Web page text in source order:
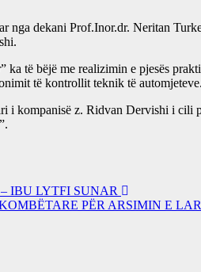
dekani Prof.Inor.dr. Neritan
të bëjë me realizimin e pjesës
të kontrollit teknik të automjeteve.
kompanisë z. Ridvan Dervishi i
IBU LYTFI SUNAR
PËR ARSIMIN E